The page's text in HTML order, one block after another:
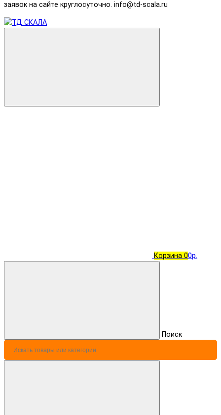
заявок на сайте круглосуточно. info@td-scala.ru
Корзина 00р.
Поиск